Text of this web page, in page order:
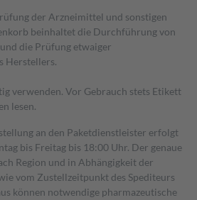
der Arzneimittel und sonstigen
beinhaltet die Durchführung von
die Prüfung etwaiger
Herstellers.
verwenden. Vor Gebrauch stets Etikett
lesen.
an den Paketdienstleister erfolgt
bis Freitag bis 18:00 Uhr. Der genaue
Region und in Abhängigkeit der
vom Zustellzeitpunkt des Spediteurs
können notwendige pharmazeutische